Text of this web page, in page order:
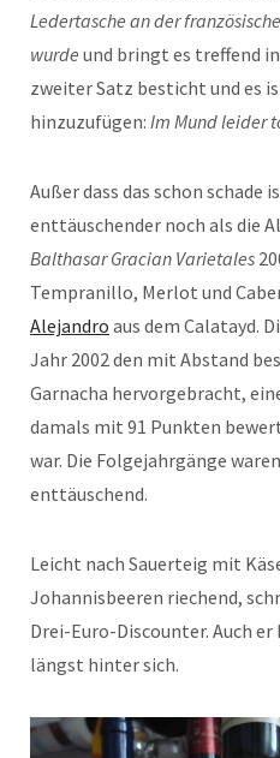
Ledertasche an der
wurde und bringt es treffend
zweiter Satz besticht und es
hinzuzufügen: Im Mund leider
Außer dass das schon schade
enttäuschender noch als die
Balthasar Gracian Varietales
Tempranillo, Merlot und
Alejandro aus dem Calatayd.
Jahr 2002 den mit Abstand
Garnacha hervorgebracht,
damals mit 91 Punkten
war. Die Folgejahrgänge
enttäuschend.
Leicht nach Sauerteig mit
Johannisbeeren riechend,
Drei-Euro-Discounter. Auch
längst hinter sich.